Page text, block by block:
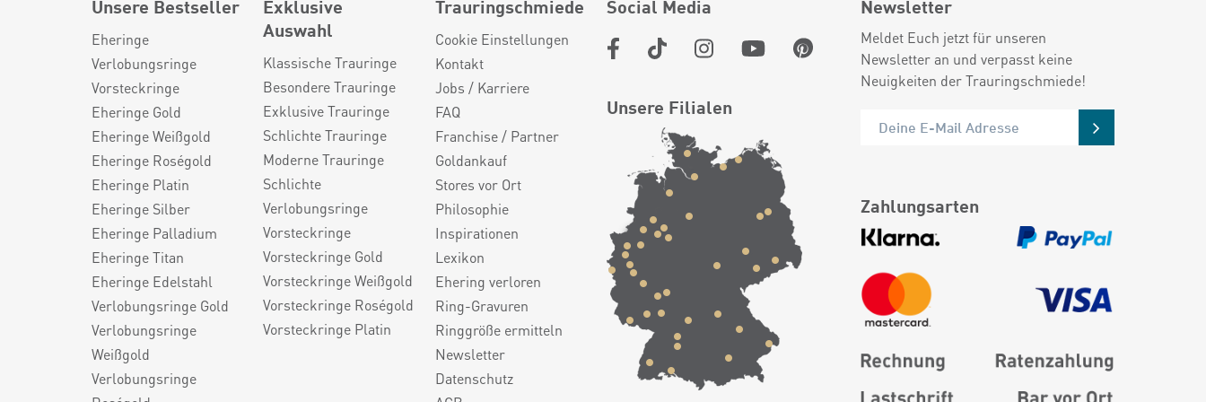
Unsere Bestseller
Eheringe
Verlobungsringe
Vorsteckringe
Eheringe Gold
Eheringe Weißgold
Eheringe Roségold
Eheringe Platin
Eheringe Silber
Eheringe Palladium
Eheringe Titan
Eheringe Edelstahl
Verlobungsringe Gold
Verlobungsringe
Weißgold
Verlobungsringe
Exklusive
Auswahl
Klassische Trauringe
Besondere Trauringe
Exklusive Trauringe
Schlichte Trauringe
Moderne Trauringe
Schlichte
Verlobungsringe
Vorsteckringe
Vorsteckringe Gold
Vorsteckringe Weißgold
Vorsteckringe Roségold
Vorsteckringe Platin
Trauringschmiede
Cookie Einstellungen
Kontakt
Jobs / Karriere
FAQ
Franchise / Partner
Goldankauf
Stores vor Ort
Philosophie
Inspirationen
Lexikon
Ehering verloren
Ring-Gravuren
Ringgröße ermitteln
Newsletter
Datenschutz
Social Media
Unsere Filialen
Newsletter
Meldet Euch jetzt für unseren
Newsletter an und verpasst keine
Neuigkeiten der Trauringschmiede!
Zahlungsarten